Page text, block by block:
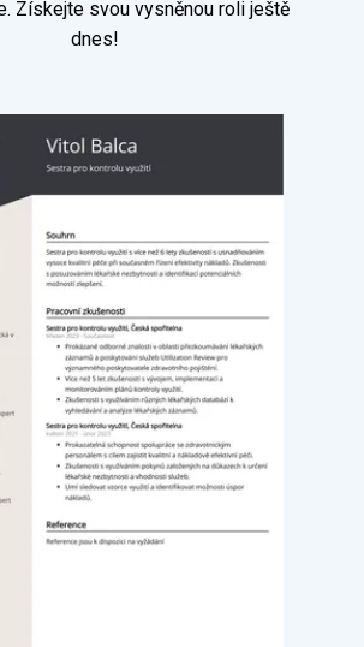
Získejte svou vysněnou roli ještě
dnes!